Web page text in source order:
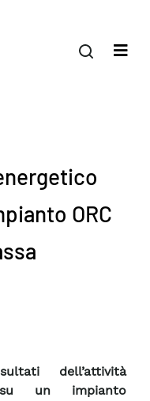
ORC
dell’attività
su un impianto